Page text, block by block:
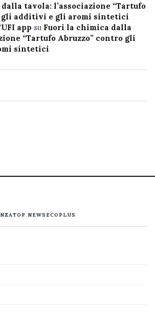
tavola: l’associazione “Tartufo
gli additivi e gli aromi sintetici
app su Fuori la chimica dalla
“Tartufo Abruzzo” contro gli
sintetici
TOP NEWS ECOPLUS